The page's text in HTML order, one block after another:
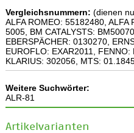
Vergleichsnummern: (dienen
ALFA ROMEO: 55182480, ALFA
5005, BM CATALYSTS:
EBERSPÄCHER: 0130270,
EUROFLO: EXAR2011,
KLARIUS: 302056, MTS:
Weitere Suchwörter:
ALR-81
Artikelvarianten